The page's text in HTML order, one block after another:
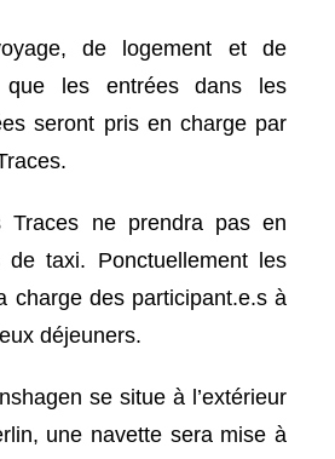
de logement et de
que les entrées dans les
seront pris en charge par
Traces ne prendra pas en
taxi. Ponctuellement les
charge des participant.e.s à
déjeuners.
se situe à l’extérieur
une navette sera mise à